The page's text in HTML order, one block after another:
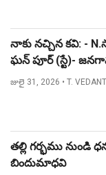
నాకు నచ్చిన కవి: -
ఘన్ పూర్ (స్టే)-
జులై 31, 2026 • T.
తల్లి గర్భము నుండి
బిందుమాధవి